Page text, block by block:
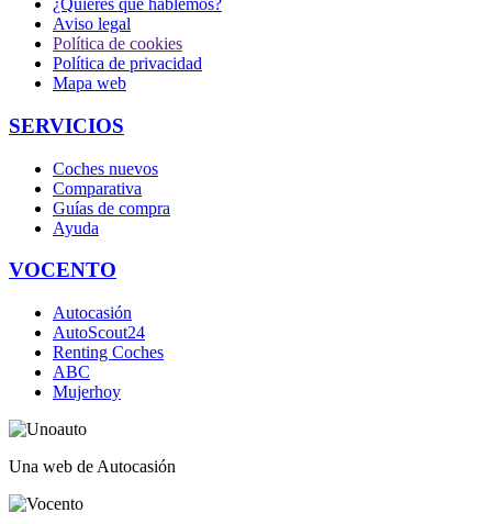
¿Quieres que hablemos?
Aviso legal
Política de cookies
Política de privacidad
Mapa web
SERVICIOS
Coches nuevos
Comparativa
Guías de compra
Ayuda
VOCENTO
Autocasión
AutoScout24
Renting Coches
ABC
Mujerhoy
Una web de Autocasión